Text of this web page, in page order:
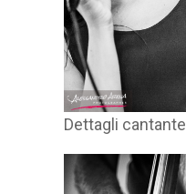
Dettagli cantante